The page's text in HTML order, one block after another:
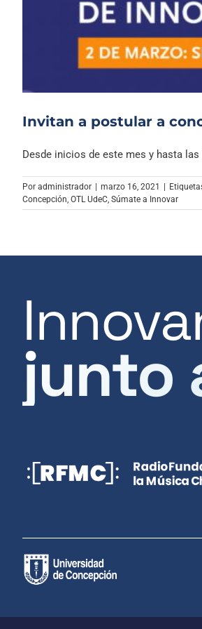
Invitan a postular a
Desde inicios de este mes y hasta
Por administrador marzo 16, 2021
Concepción, OTL UdeC, Súmate a Innovar
junto